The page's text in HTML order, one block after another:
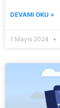
DEVAMI OKU »
1 Mayıs 2024